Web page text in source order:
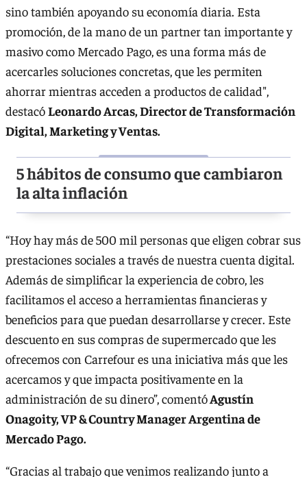
sino también apoyando su economía diaria. Esta
promoción, de la mano de un partner tan importante y
masivo como Mercado Pago, es una forma más de
acercarles soluciones concretas, que les permiten
ahorrar mientras acceden a productos de calidad",
destacóLeonardo Arcas, Director de Transformación
Digital, Marketing y Ventas.
5 hábitos de consumo que cambiaron
la alta inflación
“Hoy hay más de 500 mil personas que eligen cobrar sus
prestaciones sociales a través de nuestra cuenta digital.
Además de simplificar la experiencia de cobro, les
facilitamos el acceso a herramientas financieras y
beneficios para que puedan desarrollarse y crecer. Este
descuento en sus compras de supermercado que les
ofrecemos con Carrefour es una iniciativa más que les
acercamos y que impacta positivamente en la
administración de su dinero”, comentóAgustín
Onagoity, VP & Country Manager Argentina de
Mercado Pago.
“Gracias al trabajo que venimos realizando junto a